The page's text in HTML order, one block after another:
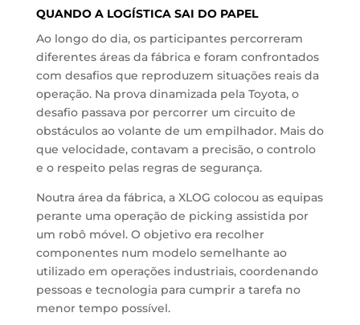
QUANDO A LOGÍSTICA SAI DO PAPEL
Ao longo do dia, os participantes percorreram
diferentes áreas da fábrica e foram confrontados
com desafios que reproduzem situações reais da
operação. Na prova dinamizada pela Toyota, o
desafio passava por percorrer um circuito de
obstáculos ao volante de um empilhador. Mais do
que velocidade, contavam a precisão, o controlo
e o respeito pelas regras de segurança.
Noutra área da fábrica, a XLOG colocou as equipas
perante uma operação de picking assistida por
um robô móvel. O objetivo era recolher
componentes num modelo semelhante ao
utilizado em operações industriais, coordenando
pessoas e tecnologia para cumprir a tarefa no
menor tempo possível.